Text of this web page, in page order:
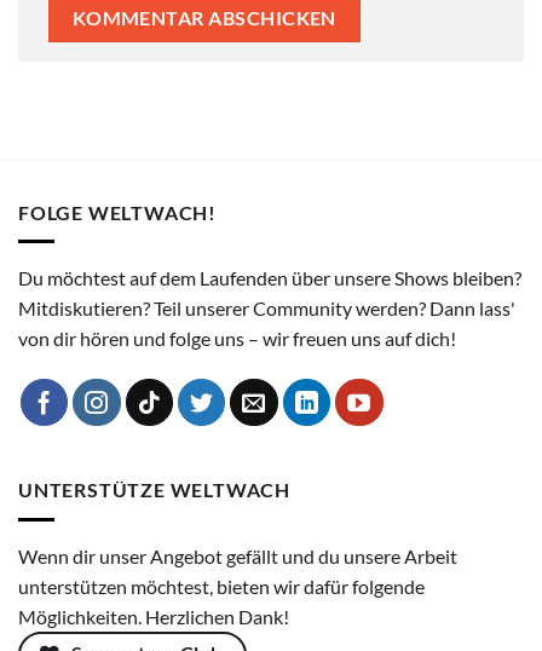
FOLGE WELTWACH!
Du möchtest auf dem Laufenden über unsere Shows bleiben?
Mitdiskutieren? Teil unserer Community werden? Dann lass'
von dir hören und folge uns – wir freuen uns auf dich!
UNTERSTÜTZE WELTWACH
Wenn dir unser Angebot gefällt und du unsere Arbeit
unterstützen möchtest, bieten wir dafür folgende
Möglichkeiten. Herzlichen Dank!